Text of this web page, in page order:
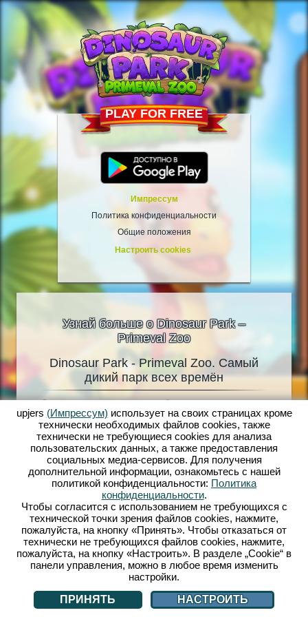
PLAY FOR FREE
Импрессум
Политика конфиденциальности
Общие положения
Настроить cookies
Узнай больше о Dinosaur Park –
Primeval Zoo
вольер!
Dinosaur Park - Primeval Zoo. Самый
дикий парк всех времён
Сенсационная находка взбудоражила все
научное сообщество. Полярная экспедиция
обнаружила динозавров в толще льда. А это
значит, что доисторические животные все еще
живы! Самое время подготовить для них новые
вольеры в динопарке! Ученый Владимир
Михайлович Иванов всегда был уверен, что
вымершие динозавры могут ожить. Но сможет
ли он выяснить, что произошло с его
пропавшей женой? Присоединяйся к
захватывающему приключению по
доисторическим временам с игрой Dinosaur
Park – Primeval Zoo!
Живые
Играй в
и
гостей.
upjers (Импрессум) использует на своих страницах кроме
технически необходимых файлов сookies, также
технически не требующиеся cookies для анализа
пользовательских данных, а также предоставления
социальных медиа-сервисов. Для получения
дополнительной информации, ознакомьтесь с нашей
политикой конфиденциальности: Политика
конфиденциальности.
Чтобы согласится с использованием не требующихся с
технической точки зрения файлов cookies, нажмите,
пожалуйста, на кнопку «Принять». Чтобы отказаться от
технически не требующихся файлов cookies, нажмите,
пожалуйста, на кнопку «Настроить». В разделе „Cookie“ в
панели управления, можно в любое время изменить
настройки.
ПРИНЯТЬ
НАСТРОИТЬ